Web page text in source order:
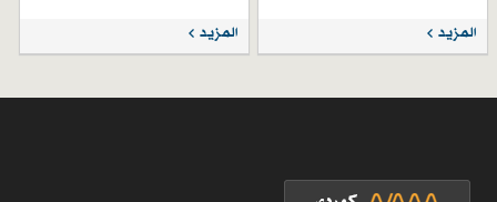
قبل 4 أيام
المزيد المزيد